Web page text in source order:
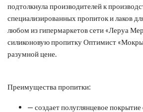
подтолкнула производителей к
специализированных пропиток и лаков
любом из гипермаркетов сети «Леруа
силиконовую пропитку Оптимист
разумной цене.
Преимущества пропитки:
— создает полуглянцевое